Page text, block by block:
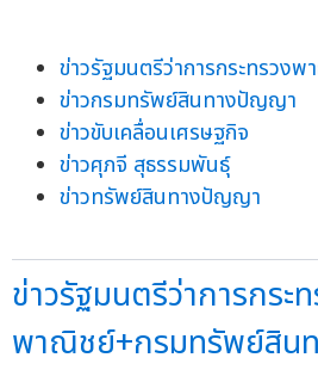
ข่าวรัฐมนตรีว่าการกระทรวง
ข่าวกรมทรัพย์สินทางปัญญา
ข่าวขับเคลื่อนเศรษฐกิจ
ข่าวศุภจี สุธรรมพันธุ์
ข่าวทรัพย์สินทางปัญญา
ข่าวรัฐมนตรีว่าการกระ
พาณิชย์+กรมทรัพย์สิน